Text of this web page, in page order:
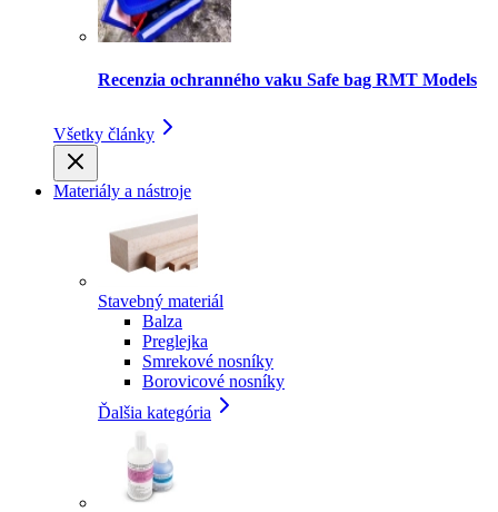
Recenzia ochranného vaku Safe bag RMT Models
Všetky články
Materiály a nástroje
Stavebný materiál
Balza
Preglejka
Smrekové nosníky
Borovicové nosníky
Ďalšia kategória